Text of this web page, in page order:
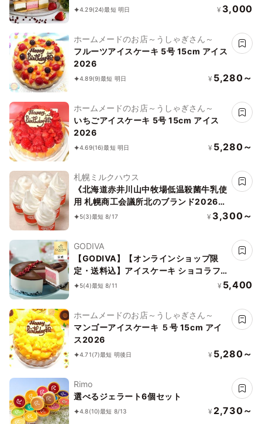
2026
4.29(24)最短 明日 ¥ 3,000
ホームメードのお店～うしゃぎさん～
フルーツアイスケーキ 5号 15cm アイス
2026
4.89(9)最短 明日 ¥ 5,280～
ホームメードのお店～うしゃぎさん～
いちごアイスケーキ 5号 15cm アイス
2026
4.69(16)最短 明日 ¥ 5,280～
札幌ミルクハウス
《北海道赤井川山中牧場低温殺菌牛乳使
用 札幌商工会議所北のブランド2026認
証品》バニラソフトクリーム 6個セット
5(3)最短 8/17 ¥ 3,300～
GODIVA
【GODIVA】【オンラインショップ限
定・送料込】アイスケーキ ショコラフ
ランボワーズ お中元2026
5(4)最短 8/11 ¥ 5,400
ホームメードのお店～うしゃぎさん～
マンゴーアイスケーキ ５号 15cm アイ
ス2026
4.71(7)最短 明後日 ¥ 5,280～
Rimo
選べるジェラート6個セット
4.8(10)最短 8/13 ¥ 2,730～